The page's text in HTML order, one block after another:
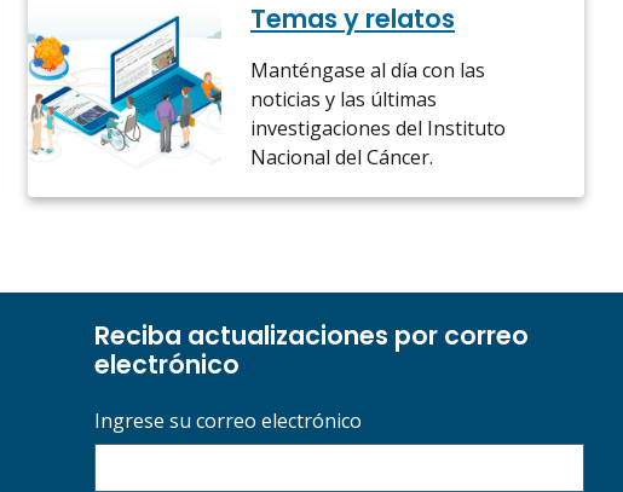
Temas y relatos
Manténgase al día con las
noticias y las últimas
investigaciones del Instituto
Nacional del Cáncer.
Reciba actualizaciones por correo
electrónico
Ingrese su correo electrónico